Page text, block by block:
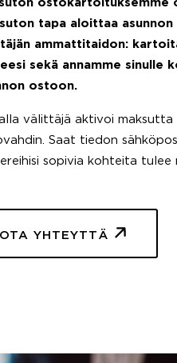
ostokartoituksemme
tapa aloittaa
ammattitaidon:
sekä annamme sinulle
ostoon.
välittäjä aktivoi maksutta
Saat tiedon
sopivia kohteita tulee
OTA YHTEYTTÄ